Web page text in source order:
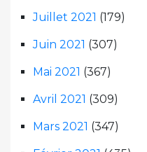
Juillet 2021 (179)
Juin 2021 (307)
Mai 2021 (367)
Avril 2021 (309)
Mars 2021 (347)